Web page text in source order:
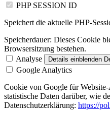
PHP SESSION ID
Speichert die aktuelle PHP-
Speicherdauer: Dieses Cookie
Browsersitzung bestehen.
Analyse
Details einblenden
Google Analytics
Cookie von Google für
statistische Daten darüber, wie
Datenschutzerklärung: https://